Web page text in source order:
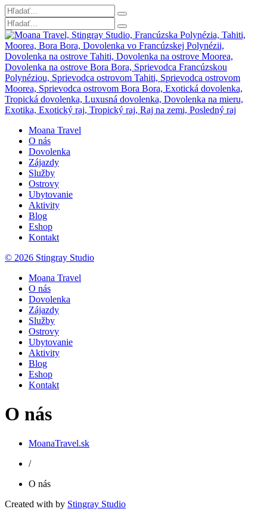
Moana Travel
O nás
Dovolenka
Zájazdy
Služby
Ostrovy
Ubytovanie
Aktivity
Blog
Eshop
Kontakt
© 2026 Stingray Studio
Moana Travel
O nás
Dovolenka
Zájazdy
Služby
Ostrovy
Ubytovanie
Aktivity
Blog
Eshop
Kontakt
O nás
MoanaTravel.sk
/
O nás
Created with by Stingray Studio